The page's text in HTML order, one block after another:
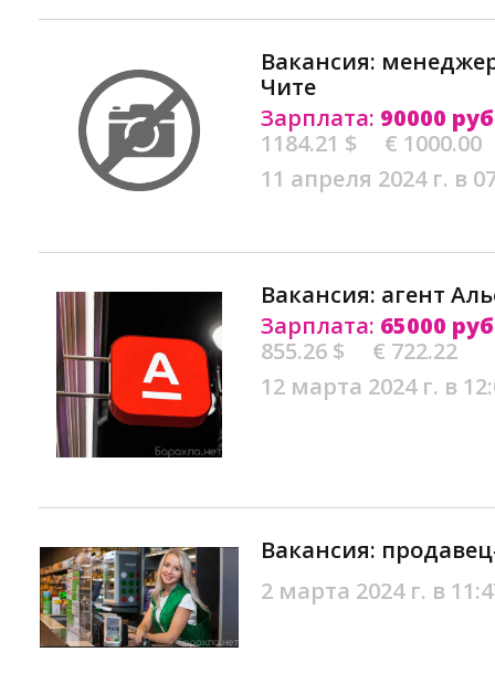
Вакансия:
Чите
Зарплата: 90000
1184.21 $
€ 1000.00
11 апреля 2024 г. в
Вакансия: агент
Зарплата: 65000
855.26 $
€ 722.22
12 марта 2024 г. в
Вакансия:
2 марта 2024 г. в